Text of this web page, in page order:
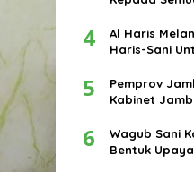
Tahun 2024
4
Al Haris
Haris-Sani
5
Pemprov
Kabinet
6
Wagub Sani
Bentuk